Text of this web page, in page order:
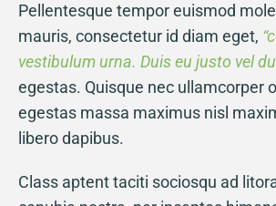
Pellentesque tempor euismod
mauris, consectetur id diam eget,
vestibulum urna. Duis eu justo vel
egestas. Quisque nec ullamcorper
egestas massa maximus nisl
libero dapibus.
Class aptent taciti sociosqu ad